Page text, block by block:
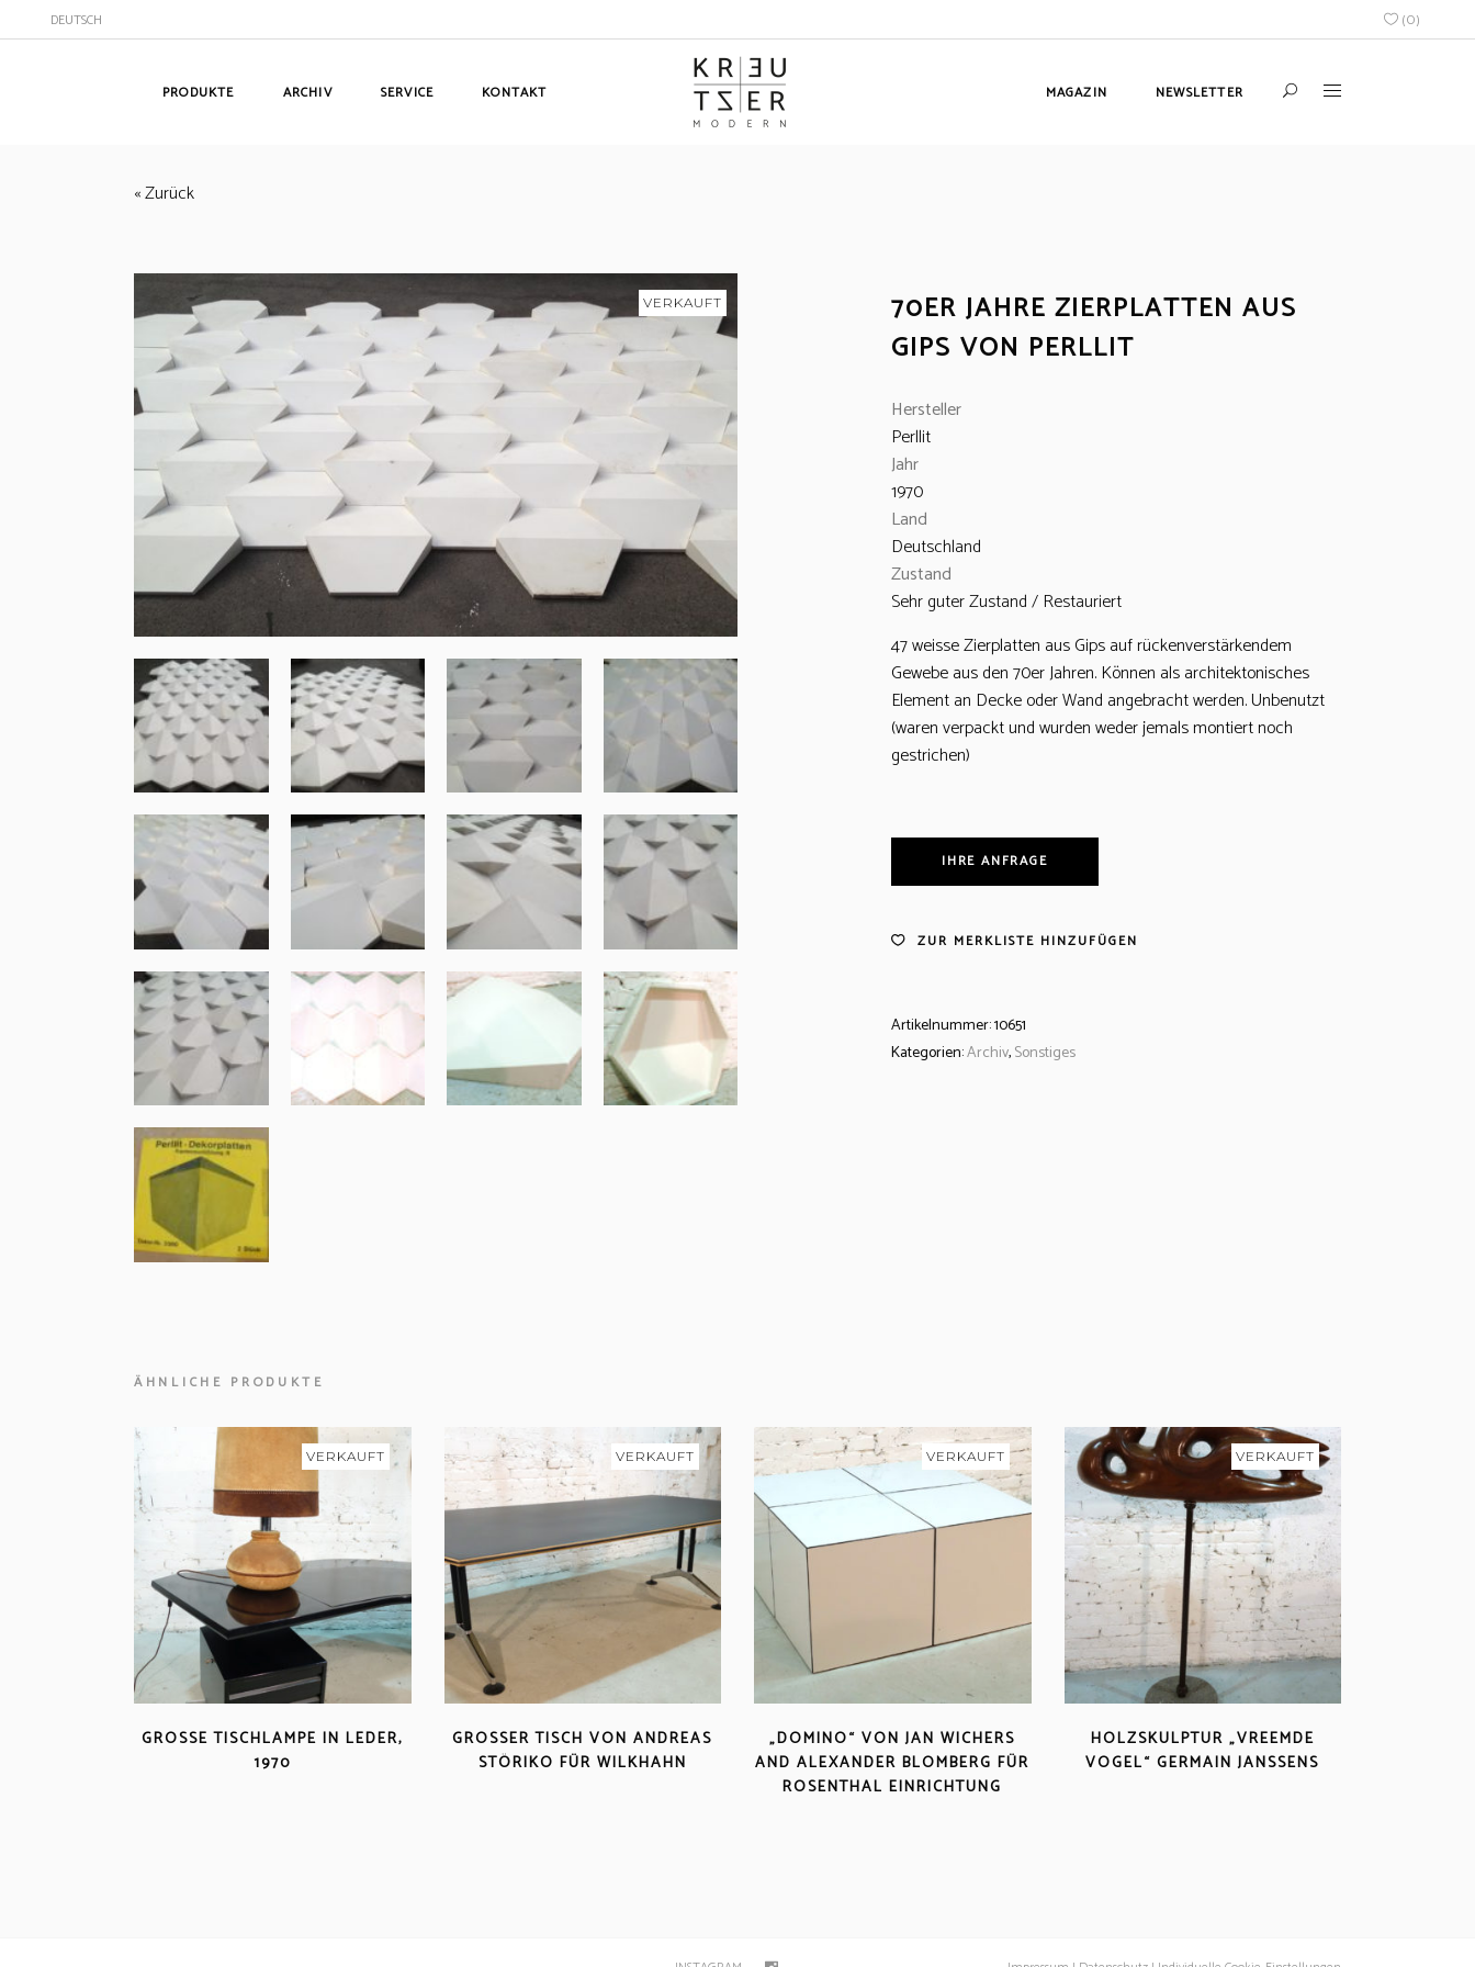
DEUTSCH (0)
PRODUKTE ARCHIV SERVICE KONTAKT MAGAZIN NEWSLETTER
« Zurück
VERKAUFT
70ER JAHRE ZIERPLATTEN AUS
GIPS VON PERLLIT
Hersteller
Perllit
Jahr
1970
Land
Deutschland
Zustand
Sehr guter Zustand / Restauriert
47 weisse Zierplatten aus Gips auf rückenverstärkendem
Gewebe aus den 70er Jahren. Können als architektonisches
Element an Decke oder Wand angebracht werden. Unbenutzt
(waren verpackt und wurden weder jemals montiert noch
gestrichen)
IHRE ANFRAGE
ZUR MERKLISTE HINZUFÜGEN
Artikelnummer:10651
Kategorien:Archiv,Sonstiges
ÄHNLICHE PRODUKTE
VERKAUFT
GROSSE TISCHLAMPE IN LEDER, 1
970
VERKAUFT
GROSSER TISCH VON ANDREAS S
TÖRIKO FÜR WILKHAHN
VERKAUFT
„DOMINO“ VON JAN WICHERS
AND ALEXANDER BLOMBERG FÜR
ROSENTHAL EINRICHTUNG
VERKAUFT
HOLZSKULPTUR „VREEMDE
VOGEL“ GERMAIN JANSSENS